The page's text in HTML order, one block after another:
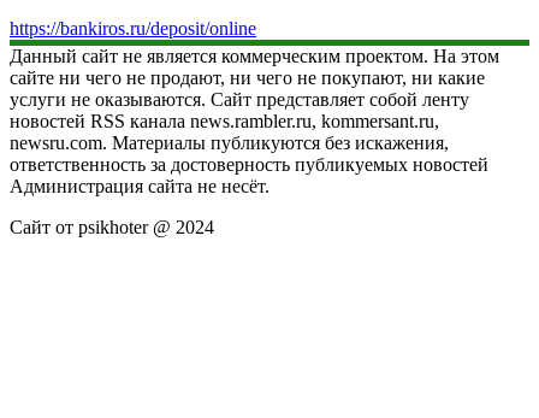
https://bankiros.ru/deposit/online
Данный сайт не является коммерческим проектом. На этом
сайте ни чего не продают, ни чего не покупают, ни какие
услуги не оказываются. Сайт представляет собой ленту
новостей RSS канала news.rambler.ru, kommersant.ru,
newsru.com. Материалы публикуются без искажения,
ответственность за достоверность публикуемых новостей
Администрация сайта не несёт.
Сайт от psikhoter @ 2024